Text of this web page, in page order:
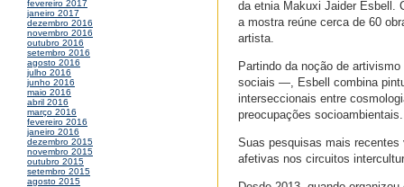
fevereiro 2017
janeiro 2017
dezembro 2016
novembro 2016
outubro 2016
setembro 2016
agosto 2016
julho 2016
junho 2016
maio 2016
abril 2016
março 2016
fevereiro 2016
janeiro 2016
dezembro 2015
novembro 2015
outubro 2015
setembro 2015
agosto 2015
da etnia Makuxi Jaider Esbell.
a mostra reúne cerca de 60
artista.
Partindo da noção de
sociais —, Esbell combina
interseccionais entre
preocupações socioambientais.
Suas pesquisas mais
afetivas nos circuitos